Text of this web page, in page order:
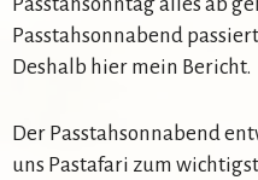
Passtahsonnabend
Deshalb hier mein Bericht.
Der Passtahsonnabend
uns Pastafari zum